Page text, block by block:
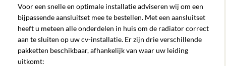
Voor een snelle en optimale installatie adviseren wij om een
bijpassende aansluitset mee te bestellen. Met een aansluitset
heeft u meteen alle onderdelen in huis om de radiator correct
aan te sluiten op uw cv-installatie. Er zijn drie verschillende
pakketten beschikbaar, afhankelijk van waar uw leiding
uitkomt: